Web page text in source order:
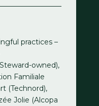
practices –
owned),
Familiale
(Technord),
Jolie (Alcopa